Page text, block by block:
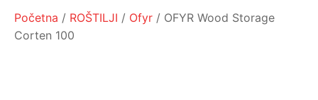
Početna / ROŠTILJI / Ofyr / OFYR Wood Storage
Corten 100